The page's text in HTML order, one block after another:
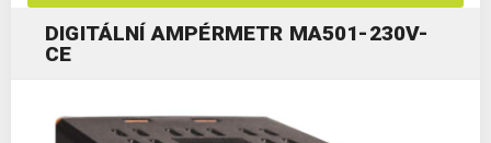
DIGITÁLNÍ AMPÉRMETR MA501-230V-
CE